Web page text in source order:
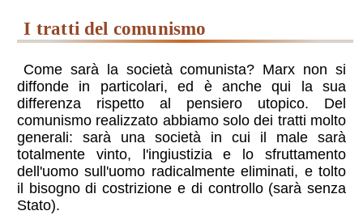
i tratti del comunismo
Come sarà la società comunista? Marx non si
diffonde in particolari, ed è anche qui la sua
differenza rispetto al pensiero utopico. Del
comunismo realizzato abbiamo solo dei tratti molto
generali: sarà una società in cui il male sarà
totalmente vinto, l'ingiustizia e lo sfruttamento
dell'uomo sull'uomo radicalmente eliminati, e tolto
il bisogno di costrizione e di controllo (sarà senza
Stato).